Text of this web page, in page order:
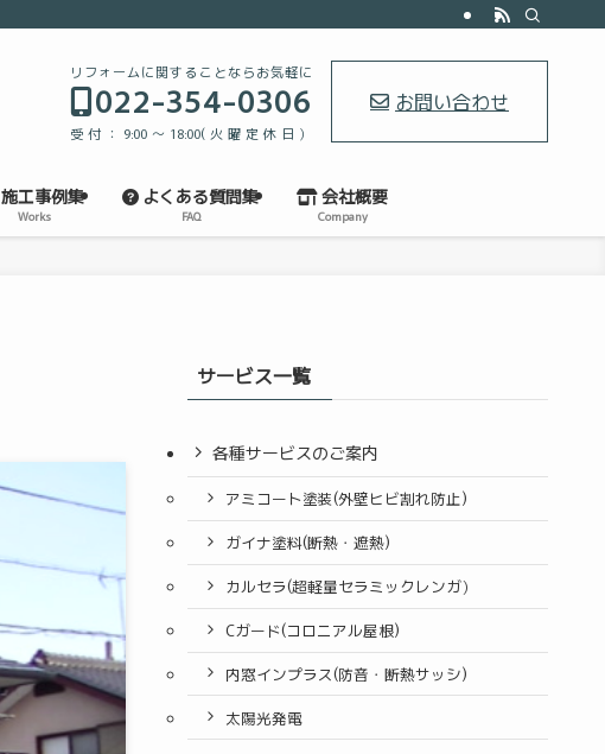
リフォームに関することならお気軽に
022-354-0306
受付：9:00～18:00(火曜定休日）
お問い合わせ
施工事例集
Works
よくある質問集
FAQ
会社概要
Company
サービス一覧
各種サービスのご案内
アミコート塗装(外壁ヒビ割れ防止)
ガイナ塗料(断熱・遮熱)
カルセラ(超軽量セラミックレンガ）
Cガード(コロニアル屋根)
内窓インプラス(防音・断熱サッシ)
太陽光発電